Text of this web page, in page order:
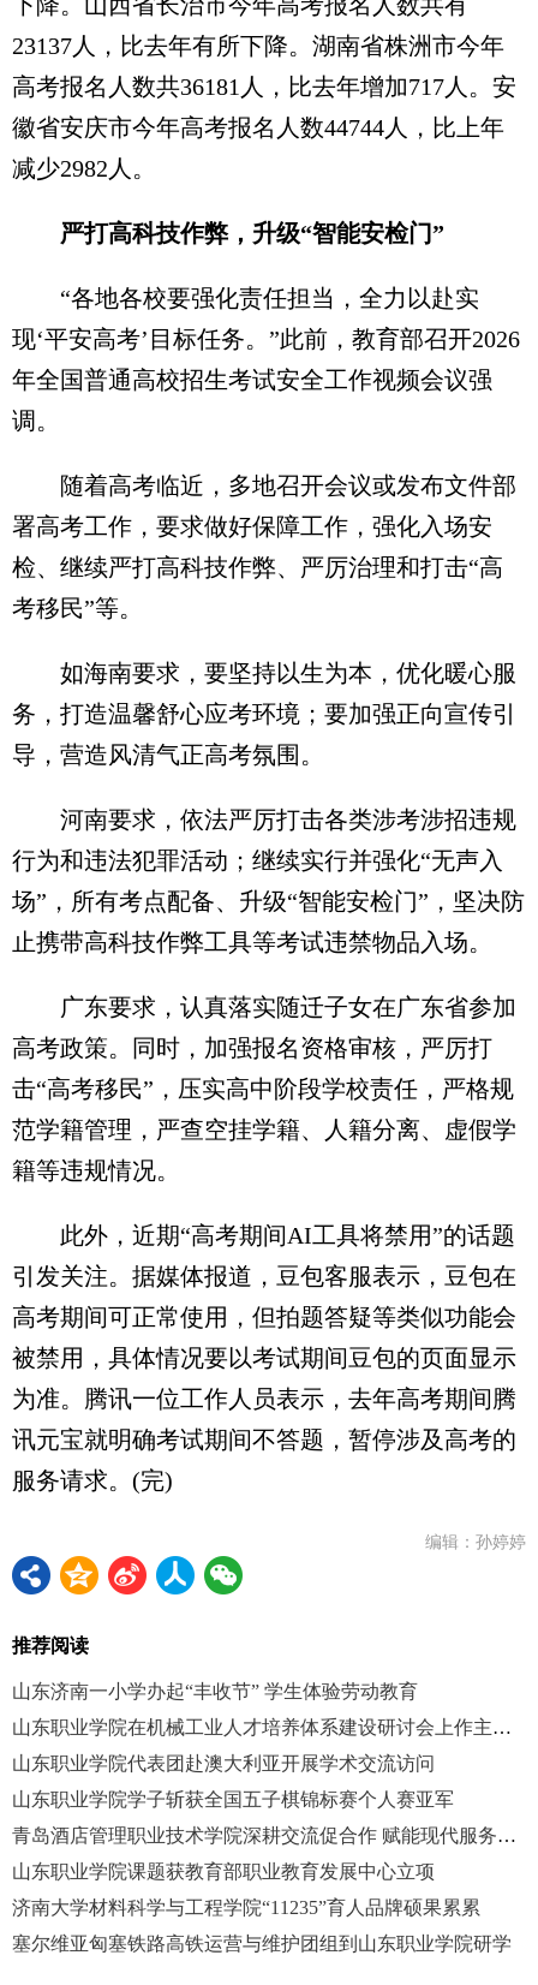
23137人，比去年有所下降。湖南省株洲市今年
高考报名人数共36181人，比去年增加717人。安
徽省安庆市今年高考报名人数44744人，比上年
减少2982人。
严打高科技作弊，升级“智能安检门”
“各地各校要强化责任担当，全力以赴实
现‘平安高考’目标任务。”此前，教育部召开2026
年全国普通高校招生考试安全工作视频会议强
调。
随着高考临近，多地召开会议或发布文件部
署高考工作，要求做好保障工作，强化入场安
检、继续严打高科技作弊、严厉治理和打击“高
考移民”等。
如海南要求，要坚持以生为本，优化暖心服
务，打造温馨舒心应考环境；要加强正向宣传引
导，营造风清气正高考氛围。
河南要求，依法严厉打击各类涉考涉招违规
行为和违法犯罪活动；继续实行并强化“无声入
场”，所有考点配备、升级“智能安检门”，坚决防
止携带高科技作弊工具等考试违禁物品入场。
广东要求，认真落实随迁子女在广东省参加
高考政策。同时，加强报名资格审核，严厉打
击“高考移民”，压实高中阶段学校责任，严格规
范学籍管理，严查空挂学籍、人籍分离、虚假学
籍等违规情况。
此外，近期“高考期间AI工具将禁用”的话题
引发关注。据媒体报道，豆包客服表示，豆包在
高考期间可正常使用，但拍题答疑等类似功能会
被禁用，具体情况要以考试期间豆包的页面显示
为准。腾讯一位工作人员表示，去年高考期间腾
讯元宝就明确考试期间不答题，暂停涉及高考的
服务请求。(完)
编辑：孙婷婷
推荐阅读
山东济南一小学办起“丰收节” 学生体验劳动教育
山东职业学院在机械工业人才培养体系建设研讨会上作主题报告
山东职业学院代表团赴澳大利亚开展学术交流访问
山东职业学院学子斩获全国五子棋锦标赛个人赛亚军
青岛酒店管理职业技术学院深耕交流促合作 赋能现代服务业职教发展
山东职业学院课题获教育部职业教育发展中心立项
济南大学材料科学与工程学院“11235”育人品牌硕果累累
塞尔维亚匈塞铁路高铁运营与维护团组到山东职业学院研学